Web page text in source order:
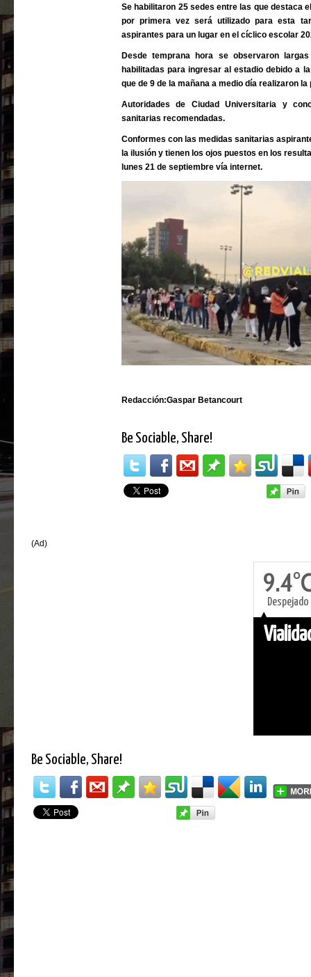
Se habilitaron 25 sedes entre las que destaca
por primera vez será utilizado para esta
aspirantes para un lugar en el cíclico escolar
Desde temprana hora se observaron
habilitadas para ingresar al estadio debido a
que de 9 de la mañana a medio día realizaron la
Autoridades de Ciudad Universitaria y
sanitarias recomendadas.
Conformes con las medidas sanitarias
la ilusión y tienen los ojos puestos en los
lunes 21 de septiembre vía internet.
Redacción:Gaspar Betancourt
Be Sociable, Share!
(Ad)
Despejado
Be Sociable, Share!